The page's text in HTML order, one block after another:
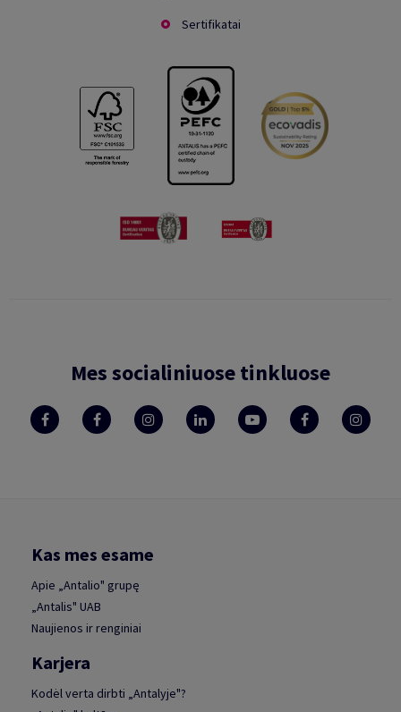
Sertifikatai
Mes socialiniuose tinkluose
Kas mes esame
Apie „Antalio" grupę
„Antalis" UAB
Naujienos ir renginiai
Karjera
Kodėl verta dirbti „Antalyje"?